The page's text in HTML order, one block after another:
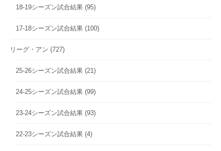
18-19シーズン試合結果 (95)
17-18シーズン試合結果 (100)
リーグ・アン (727)
25-26シーズン試合結果 (21)
24-25シーズン試合結果 (99)
23-24シーズン試合結果 (93)
22-23シーズン試合結果 (4)